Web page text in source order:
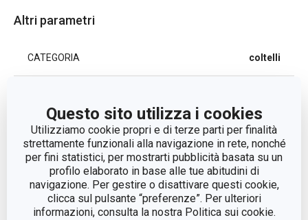
Questo sito utilizza i cookies
Utilizziamo cookie propri e di terze parti per finalità
strettamente funzionali alla navigazione in rete, nonché
per fini statistici, per mostrarti pubblicità basata su un
profilo elaborato in base alle tue abitudini di
navigazione. Per gestire o disattivare questi cookie,
clicca sul pulsante “preferenze”. Per ulteriori
informazioni, consulta la nostra Politica sui cookie.
Altri parametri
CATEGORIA coltelli
MATERIALE
plastica, acciaio
inossidabile
TIPO coltello prosciutto
LAVAGGIO IN